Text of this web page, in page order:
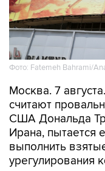
Фото: Fatemeh Bahrami/
Москва. 7
США Дональда
Ирана, пытается
выполнить
урегулирования
иранского
Галибаф.